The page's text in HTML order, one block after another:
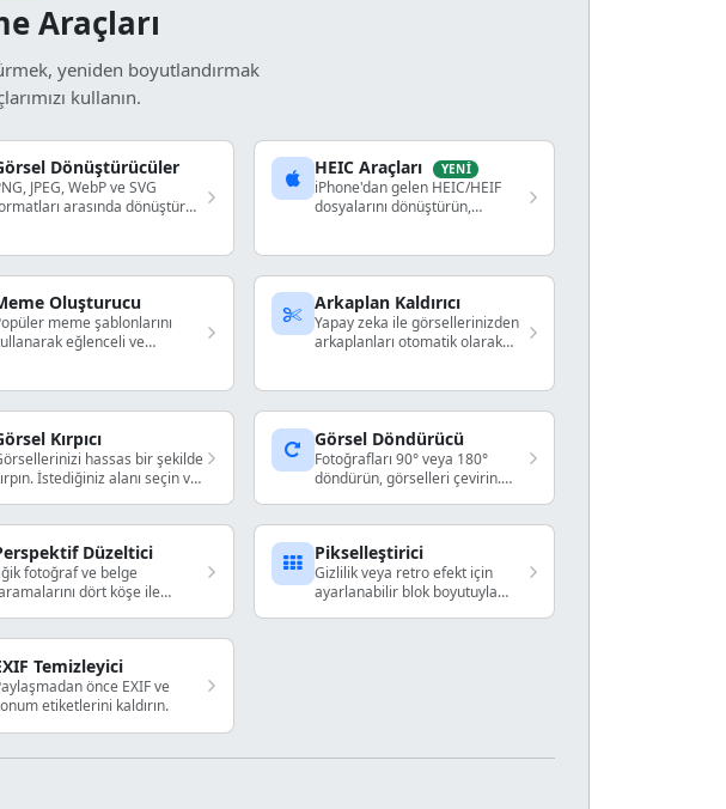
Araçları
yeniden boyutlandırmak
kullanın.
Dönüştürücüler
JPEG, WebP ve SVG
arasında dönüştürme
HEIC Araçları YENI
iPhone'dan gelen HEIC/HEIF
dosyalarını dönüştürün,
Oluşturucu
meme şablonlarını
eğlenceli ve
Arkaplan Kaldırıcı
Yapay zeka ile görsellerinizden
arkaplanları otomatik olarak
Kırpıcı
hassas bir şekilde
İstediğiniz alanı seçin ve
Görsel Döndürücü
Fotoğrafları 90° veya 180°
döndürün, görselleri çevirin.
Düzeltici
fotoğraf ve belge
dört köşe ile
Pikselleştirici
Gizlilik veya retro efekt için
ayarlanabilir blok boyutuyla
Temizleyici
önce EXIF ve
etiketlerini kaldırın.